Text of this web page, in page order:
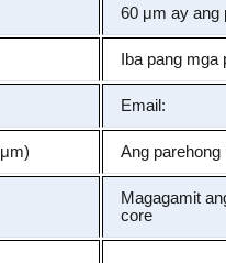
60 μm ay ang
Iba pang
Email:
Ang parehong
Magagamit
core